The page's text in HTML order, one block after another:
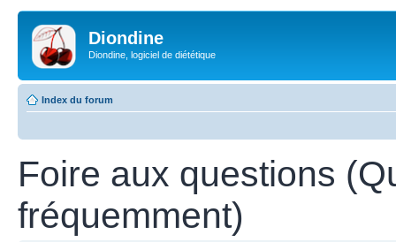
Diondine
Diondine, logiciel de diététique
Index du forum
Foire aux questions
fréquemment)